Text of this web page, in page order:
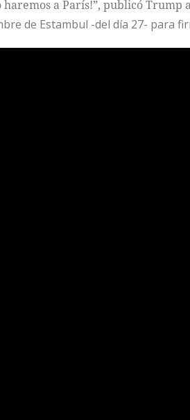
a París!”, publicó Trump
de Estambul -del día 27- para